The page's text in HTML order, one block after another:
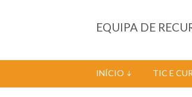
EQUIPA DE
INÍCIO TIC E